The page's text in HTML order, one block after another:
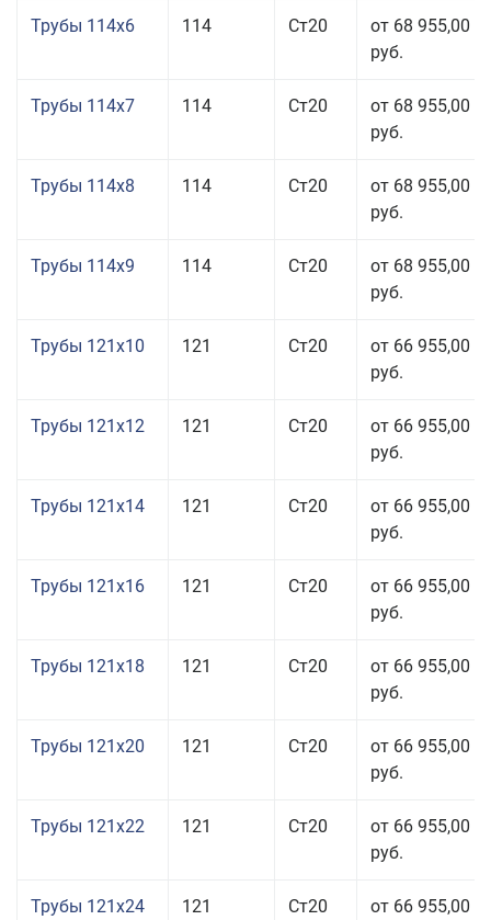
Трубы 114x6 114 Ст20
от 68 955,00
руб.
Трубы 114x7 114 Ст20
от 68 955,00
руб.
Трубы 114x8 114 Ст20
от 68 955,00
руб.
Трубы 114x9 114 Ст20
от 68 955,00
руб.
Трубы 121x10 121 Ст20
от 66 955,00
руб.
Трубы 121x12 121 Ст20
от 66 955,00
руб.
Трубы 121x14 121 Ст20
от 66 955,00
руб.
Трубы 121x16 121 Ст20
от 66 955,00
руб.
Трубы 121x18 121 Ст20
от 66 955,00
руб.
Трубы 121x20 121 Ст20
от 66 955,00
руб.
Трубы 121x22 121 Ст20
от 66 955,00
руб.
Трубы 121x24 121 Ст20 от 66 955,00